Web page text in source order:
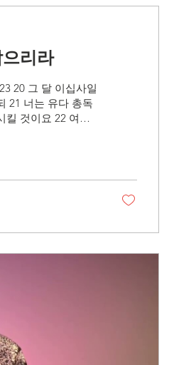
리라
20 그 달 이십사일
21 너는 유다 총독
킬 것이요 22 여러
인장으로 삼으리
이니라 하시니라
Page):